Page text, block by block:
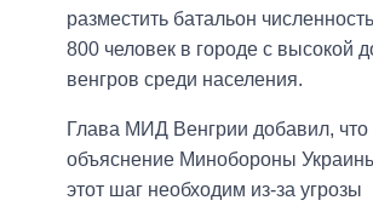
разместить батальон
800 человек в городе с высокой
венгров среди населения.
Глава МИД Венгрии добавил, что
объяснение Минобороны
этот шаг необходим из-за угрозы